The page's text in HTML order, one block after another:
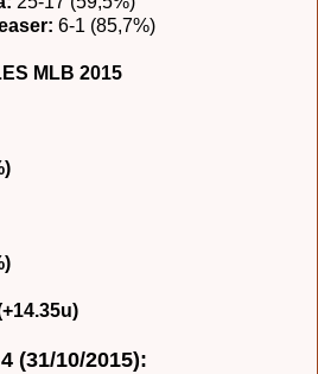
6-1 (85,7%)
MLB 2015
(31/10/2015):